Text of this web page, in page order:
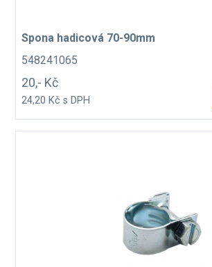
Spona hadicová 70-90mm
548241065
20,- Kč
24,20 Kč s DPH